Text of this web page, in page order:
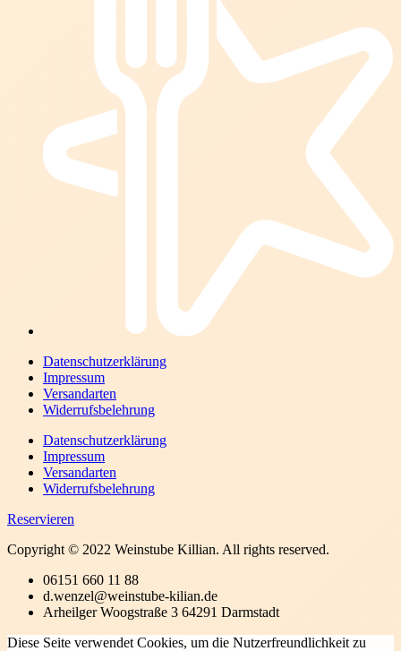
Datenschutzerklärung
Impressum
Versandarten
Widerrufsbelehrung
Datenschutzerklärung
Impressum
Versandarten
Widerrufsbelehrung
Reservieren
Copyright © 2022 Weinstube Killian. All rights reserved.
06151 660 11 88
d.wenzel@weinstube-kilian.de
Arheilger Woogstraße 3 64291 Darmstadt
Diese Seite verwendet Cookies, um die Nutzerfreundlichkeit zu